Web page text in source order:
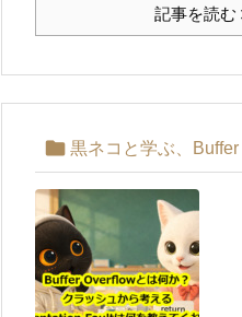
記事を読む
 黒ネコと学ぶ、